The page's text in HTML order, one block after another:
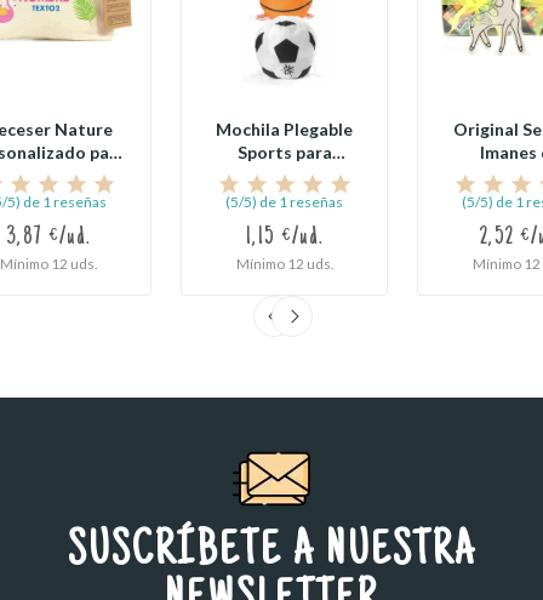
Nature
para
5) de 1 reseñas
3,87 €/ud.
Mínimo 12 uds.
Mochila Plegable
Sports para
Detalle de
Cumpleaños
(5/5) de 1 reseñas
1,15 €/ud.
Mínimo 12 uds.
Original
Imanes
Animalitos
(5/5) de 1
2,52 €/
Mínimo 12
SUSCRÍBETE A NUESTRA